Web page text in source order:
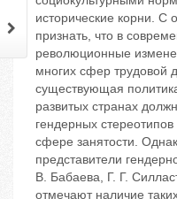
исторические корни. С
признать, что в
революционные
многих сфер трудовой
существующая
развитых странах
гендерных
сфере занятости.
представители
В. Бабаева, Г. Г.
отмечают наличие